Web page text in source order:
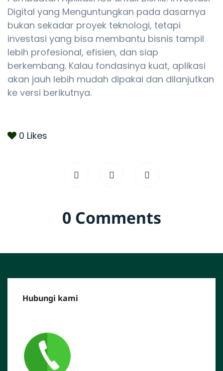
Digital yang Menguntungkan pada dasarnya
bukan sekadar proyek teknologi, tetapi
investasi yang bisa membantu bisnis tampil
lebih profesional, efisien, dan siap
berkembang. Kalau fondasinya kuat, aplikasi
akan jauh lebih mudah dipakai dan dilanjutkan
ke versi berikutnya.
0 Likes
0 Comments
Hubungi kami